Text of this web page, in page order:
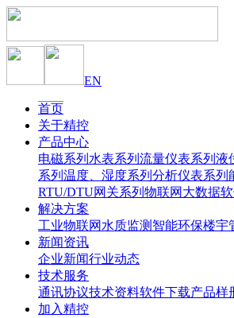
EN
首页
关于精控
产品中心
电磁系列 水表系列 流量仪表系列 液
系列 温度、湿度系列 分析仪表系列
RTU/DTU网关系列 物联网大数据
解决方案
工业物联网 水质监测 智能环保楼宇
新闻资讯
企业新闻行业动态
技术服务
通讯协议技术资料软件下载产品样
加入精控